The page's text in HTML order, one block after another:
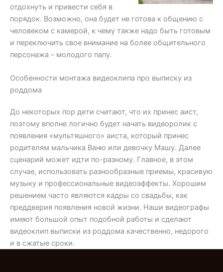
отдохнуть и привести себя в
порядок. Возможно, она будет не готова к общению с
человеком с камерой, к чему также надо быть готовым
и переключить свое внимание на более общительного
персонажа – молодого папу.
Особенности монтажа видеоклипа про выписку из
роддома
До некоторых пор дети считают, что их принес аист,
поэтому вполне логично будет начать видеоролик с
появления «мультяшного» аиста, который принес
родителям мальчика Ваню или девочку Машу. Далее
сценарий может идти по-разному. Главное, в этом
случае, использовать разнообразные приемы, красивую
музыку и профессиональные видеоэффекты. Хорошим
решением часто являются кадры со свадьбы, как
преддверия появления новой жизни. Наши видеографы
имеют большой опыт подобной работы и сделают
видеоклип выписки из роддома качественно, недорого
и в сжатые сроки.